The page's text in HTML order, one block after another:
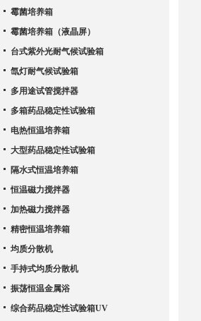
霉菌培养箱
霉菌培养箱（液晶屏）
台式紫外光耐气候试验箱
氙灯耐气候试验箱
多用途试管搅拌器
多箱药品稳定性试验箱
电热恒温培养箱
大型药品稳定性试验箱
隔水式恒温培养箱
恒温磁力搅拌器
加热磁力搅拌器
精密恒温培养箱
均质分散机
手持式均质分散机
振荡恒温金属浴
综合药品稳定性试验箱UV